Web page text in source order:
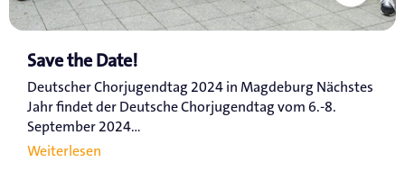
Save the Date!
Deutscher Chorjugendtag 2024 in Magdeburg Nächstes
Jahr findet der Deutsche Chorjugendtag vom 6.-8.
September 2024...
Weiterlesen